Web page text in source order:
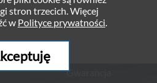
Gwarancja
stron trzecich. Więcej
w Polityce prywatności.